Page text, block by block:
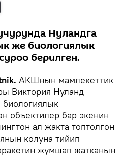
Нуландга
же биологиялык
берилген.
АКШнын мамлекеттик
Виктория Нуланд
объектилер бар экенин
ал жакта топтолгон
колуна тийип
жумшап жатканын